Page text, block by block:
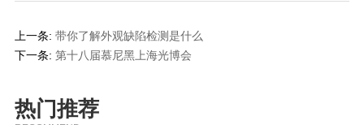
上一条: 带你了解外观缺陷检测是什么
下一条: 第十八届慕尼黑上海光博会
热门推荐